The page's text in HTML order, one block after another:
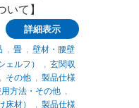
て】
詳細表示
, 畳, 壁材・腰壁
ルフ）
玄関収
その他, 製品仕様
方法・その他,
材）
製品仕様